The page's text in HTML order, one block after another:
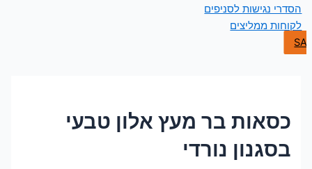
הסדרי נגישות לסניפים
לקוחות ממליצים
כסאות בר מעץ אלון טבעי
בסגנון נורדי